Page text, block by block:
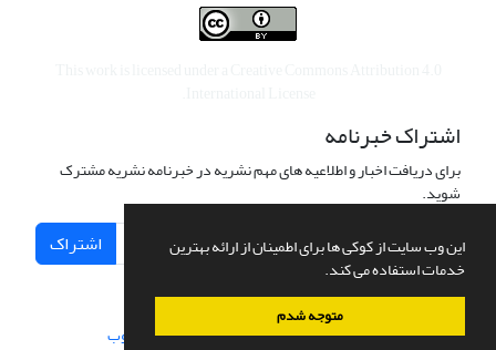
این وب سایت از کوکی ها برای اطمینان از ارائه بهترین
خدمات استفاده می کند.
متوجه شدم
اشتراک خبرنامه
برای دریافت اخبار و اطلاعیه های مهم نشریه در خبرنامه نشریه مشترک
شوید.
اشتراک
سامانه مدیریت نشریات علمی.طراحی و پیاده سازی از سیناوب